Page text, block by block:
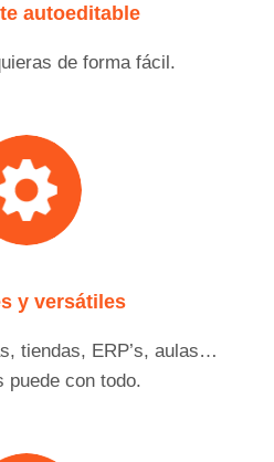
autoeditable
de forma fácil.
y versátiles
tiendas, ERP’s, aulas…
puede con todo.